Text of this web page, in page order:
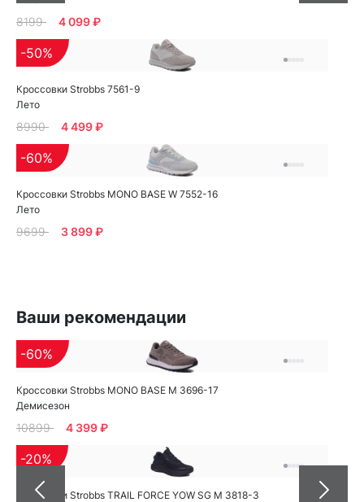
8199 4 099 ₽
Кроссовки Strobbs 7561-9
Лето
-50%
8990 4 499 ₽
Кроссовки Strobbs MONO BASE W 7552-16
Лето
-60%
9699 3 899 ₽
Ваши рекомендации
Кроссовки Strobbs MONO BASE M 3696-17
Демисезон
-60%
10899 4 399 ₽
Кроссовки Strobbs TRAIL FORCE YOW SG M 3818-3
-20%